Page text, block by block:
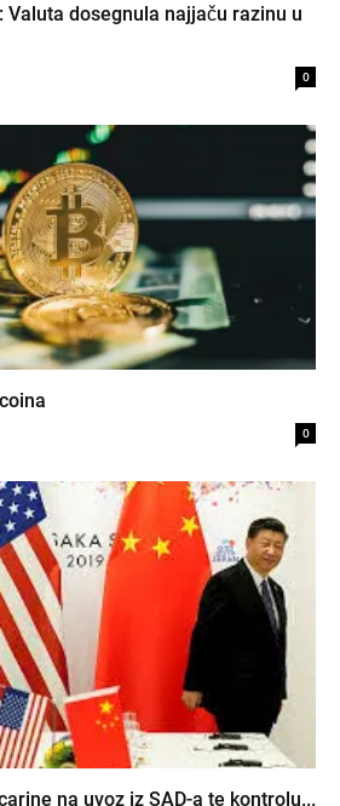
Valuta dosegnula najjaču razinu u
0
0
na uvoz iz SAD-a te kontrolu...